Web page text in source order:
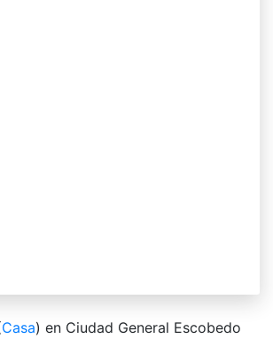
Casa) en Ciudad General Escobedo